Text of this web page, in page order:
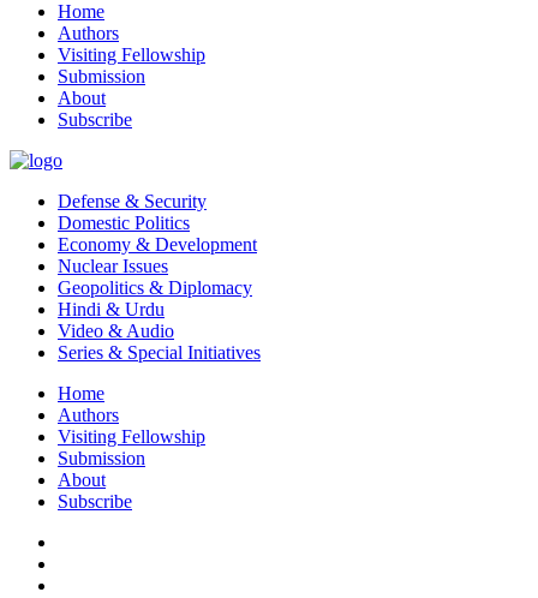
Home
Authors
Visiting Fellowship
Submission
About
Subscribe
Defense & Security
Domestic Politics
Economy & Development
Nuclear Issues
Geopolitics & Diplomacy
Hindi & Urdu
Video & Audio
Series & Special Initiatives
Home
Authors
Visiting Fellowship
Submission
About
Subscribe